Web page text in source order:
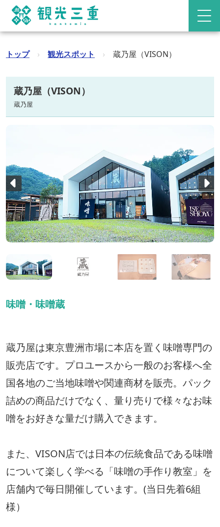
トップ › 観光スポット › 蔵乃屋（VISON）
蔵乃屋（VISON）
蔵乃屋
味噌・味噌蔵
蔵乃屋は東京豊洲市場に本店を置く味噌専門の
販売店です。プロユースから一般のお客様へ全
国各地のご当地味噌や関連商材を販売。パック
詰めの商品だけでなく、量り売りで様々なお味
噌をお好きな量だけ購入できます。
また、VISON店では日本の伝統食品である味噌
について楽しく学べる「味噌の手作り教室」を
店舗内で毎日開催しています。(当日先着6組
様）